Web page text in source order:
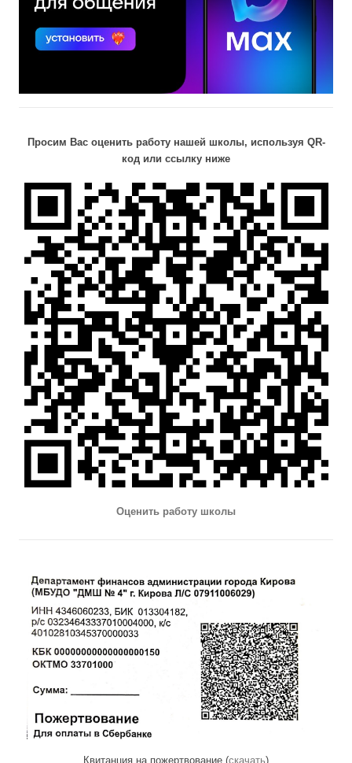
Просим Вас оценить работу нашей школы, используя QR-
код или ссылку ниже
Оценить работу школы
Квитанция на пожертвование (скачать)